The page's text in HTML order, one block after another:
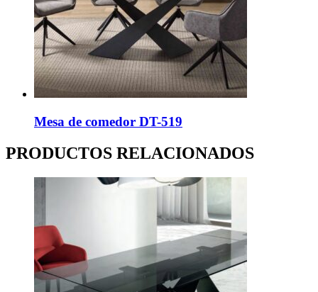
Mesa de comedor DT-519
PRODUCTOS RELACIONADOS